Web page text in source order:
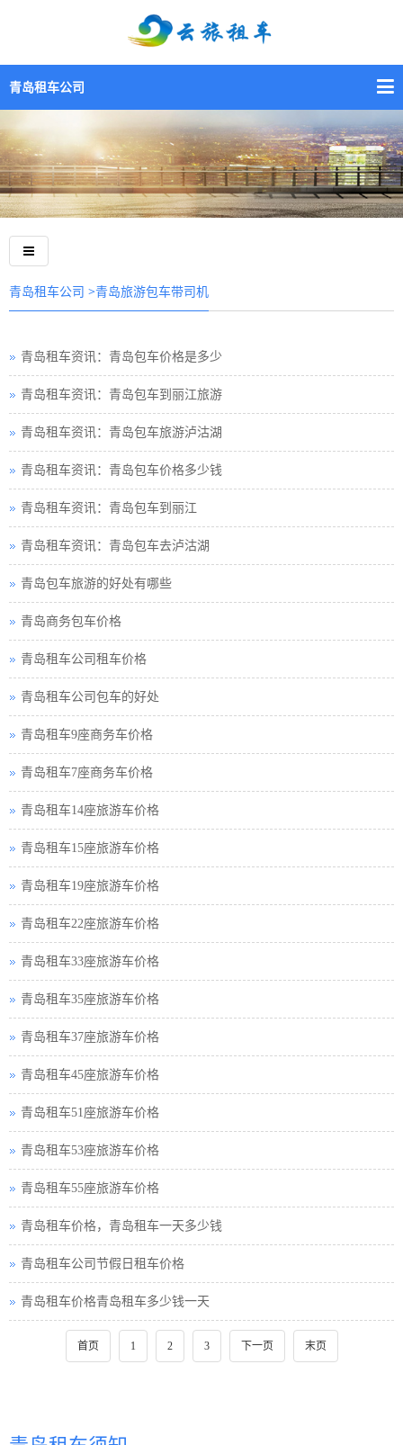
青岛租车公司
青岛租车公司 >青岛旅游包车带司机
青岛租车资讯：青岛包车价格是多少
青岛租车资讯：青岛包车到丽江旅游
青岛租车资讯：青岛包车旅游泸沽湖
青岛租车资讯：青岛包车价格多少钱
青岛租车资讯：青岛包车到丽江
青岛租车资讯：青岛包车去泸沽湖
青岛包车旅游的好处有哪些
青岛商务包车价格
青岛租车公司租车价格
青岛租车公司包车的好处
青岛租车9座商务车价格
青岛租车7座商务车价格
青岛租车14座旅游车价格
青岛租车15座旅游车价格
青岛租车19座旅游车价格
青岛租车22座旅游车价格
青岛租车33座旅游车价格
青岛租车35座旅游车价格
青岛租车37座旅游车价格
青岛租车45座旅游车价格
青岛租车51座旅游车价格
青岛租车53座旅游车价格
青岛租车55座旅游车价格
青岛租车价格，青岛租车一天多少钱
青岛租车公司节假日租车价格
青岛租车价格青岛租车多少钱一天
首页 1 2 3 下一页 末页